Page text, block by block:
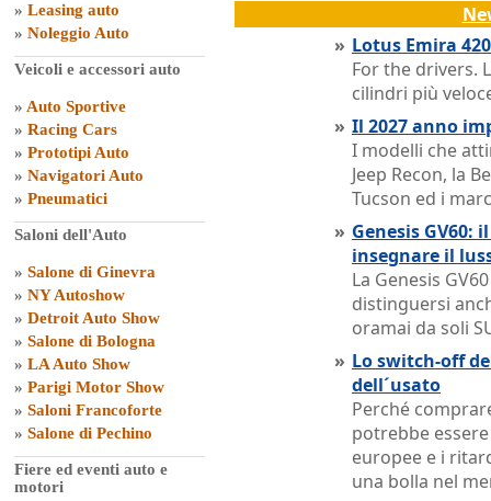
» Leasing auto
» Noleggio Auto
Veicoli e accessori auto
» Auto Sportive
» Racing Cars
» Prototipi Auto
» Navigatori Auto
» Pneumatici
Saloni dell'Auto
» Salone di Ginevra
» NY Autoshow
» Detroit Auto Show
» Salone di Bologna
» LA Auto Show
» Parigi Motor Show
» Saloni Francoforte
» Salone di Pechino
Fiere ed eventi auto e
motori
» Lotus Emira
For the drivers.
cilindri più
» Il 2027 anno
I modelli che
Jeep Recon, la
Tucson ed i
» Genesis GV60:
insegnare il
La Genesis
distinguersi
oramai da soli
» Lo switch-off
dell´usato
Perché
potrebbe
europee e i
una bolla nel